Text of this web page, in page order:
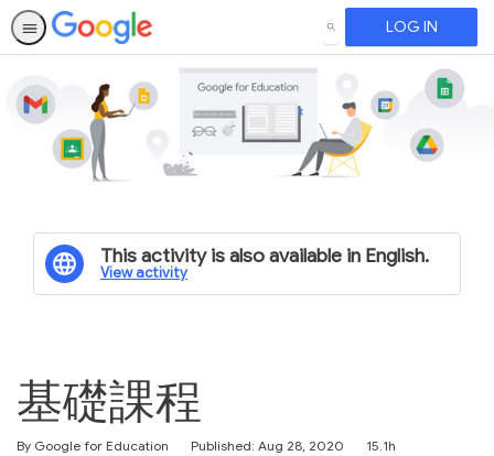
SEARCH LOG IN
This activity is also available in English.
View activity
基礎課程
By Google for Education Published: Aug 28, 2020
Duration
15.1h